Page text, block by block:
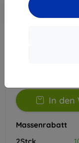
-10%
Rabatt
EXTRA10
In den
Massenrabatt